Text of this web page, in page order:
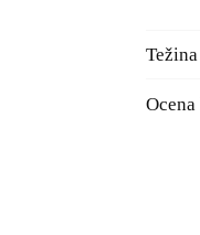
Težina